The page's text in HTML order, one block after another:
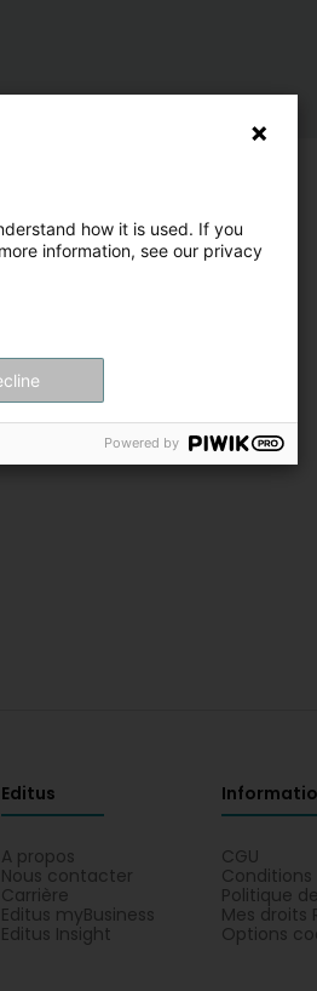
Editus
A propos
Nous contacter
Carrière
Editus myBusiness
Editus Insight
CGU
Politique
Mes droits
Options
how it is used. If you
information, see our privacy
Powered by